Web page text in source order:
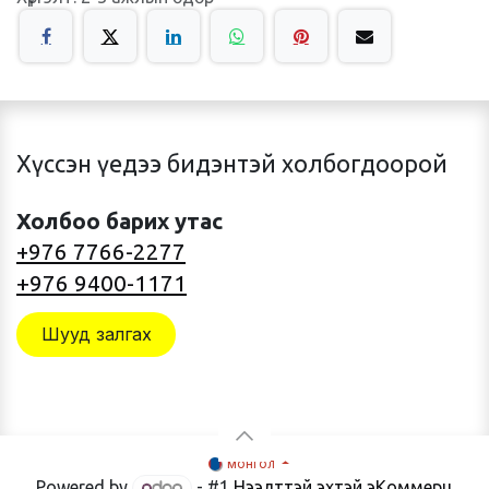
Хүссэн үедээ бидэнтэй холбогдоорой
Холбоо барих утас
+976 7766-2277
+976 9400-1171
Шууд залгах
монгол